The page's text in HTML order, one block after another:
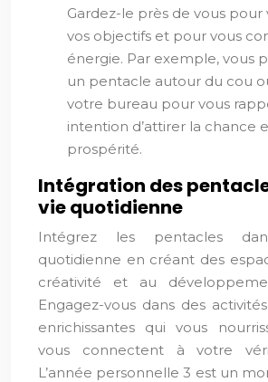
Gardez-le près de vous
vos objectifs et pour vous
énergie. Par exemple, vous
un pentacle autour du cou
votre bureau pour vous
intention d’attirer la chance
prospérité.
Intégration des
vie quotidienne
Intégrez les pentacles
quotidienne en créant des
créativité et au
Engagez-vous dans des
enrichissantes qui vous
vous connectent à votre
L’année personnelle 3 est un